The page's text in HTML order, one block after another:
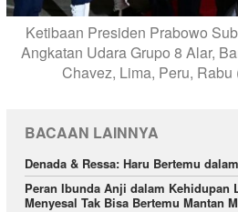
Ketibaan Presiden Prabowo
Angkatan Udara Grupo 8 Alar,
Chavez, Lima, Peru,
BACAAN LAINNYA
Denada & Ressa: Haru Bertemu
Peran Ibunda Anji dalam Kehidupan
Menyesal Tak Bisa Bertemu Mantan